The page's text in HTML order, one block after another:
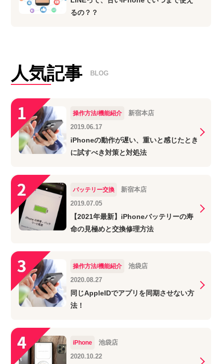
るの？？
人気記事 BLOG
操作方法/機能紹介
新宿本店
2019.06.17
iPhoneの動作が遅い、重いと感じたとき
に試すべき対策と対処法
バッテリー交換
新宿本店
2019.07.05
【2021年最新】iPhoneバッテリーの寿
命の見極めと交換修理方法
操作方法/機能紹介
池袋店
2020.08.27
同じAppleIDでアプリを同期させない方
法！
iPhone
池袋店
2020.10.22